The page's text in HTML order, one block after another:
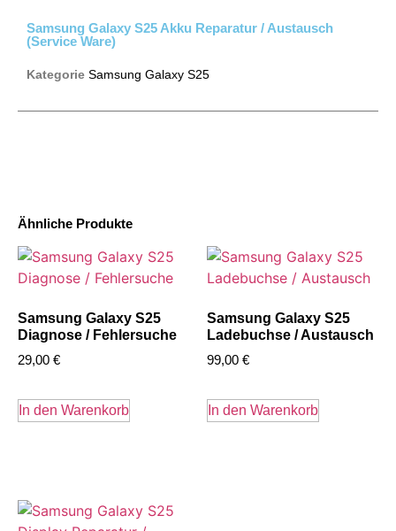
Ähnliche Produkte
Samsung Galaxy S25
Diagnose / Fehlersuche
29,00 €
In den Warenkorb
Samsung Galaxy S25
Ladebuchse / Austausch
99,00 €
In den Warenkorb
Samsung Galaxy S25 Akku Reparatur / Austausch
(Service Ware)
Kategorie Samsung Galaxy S25